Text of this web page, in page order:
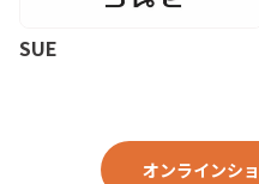
SUE
オンラインシ